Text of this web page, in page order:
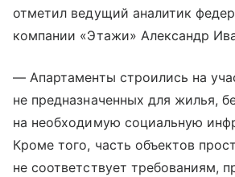
отметил ведущий аналитик
компании «Этажи» Александр
— Апартаменты строились на
не предназначенных для жилья,
на необходимую социальную
Кроме того, часть объектов
не соответствует требованиям,